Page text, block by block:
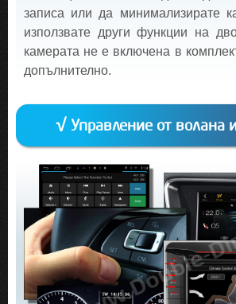
записа или да минимализирате
използвате други функции на
камерата не е включена в
допълнително.
√ Управление от волана